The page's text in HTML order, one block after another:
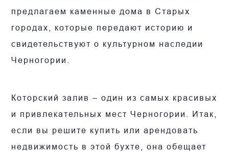
предлагаем каменные дома в Старых
городах, которые передают историю и
свидетельствуют о культурном наследии
Черногории.
Которский залив – один из самых красивых
и привлекательных мест Черногории. Итак,
если вы решите купить или арендовать
недвижимость в этой бухте, она обещает